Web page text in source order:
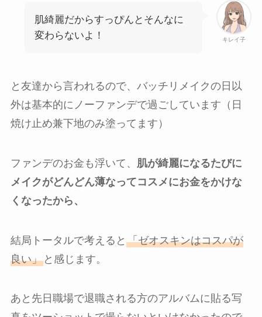
キレイ子
肌綺麗だからすっぴんとそんなに
変わらないよ！
と友達から言われるので、バッチリメイクの日以
外は基本的にノーファンデで過ごしています（日
焼け止め兼下地のみ塗ってます）
ファンデのお金も浮いて、
肌が綺麗になるたびに
メイクがどんどん薄なってコスメにお金をかけな
くなったから、
結局トータルで考えると 「ゼオスキンはコスパが
良い」と感じます。
あと先日職場で退職される方のアルバムに貼る写